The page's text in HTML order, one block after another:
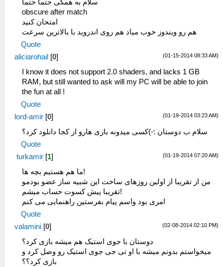
سلام به همگی حتما حتما
obscure after match
امتحان کنید
هم رو ویندوز خوب میاد هم روی اندروید با بالاترین سرعت
Quote
(01-15-2014 08:33 AM)
aliciarohail [0]
I know it does not support 2.0 shaders, and lacks 1 GB
RAM, but still wanted to ask will my PC will be able to join
the fun at all !
Quote
(01-19-2014 03:23 AM)
lord-amir [0]
سلام ب دوستان :-)کسی میدونه بازی هارو از کجا دانلود کرد؟
Quote
(01-19-2014 07:20 AM)
turkamir [1]
ما هم هستیم بچه ها!
من از تقریبا از اولین روزهای ساخت این شبیه ساز عضو بودمو
تقریبا پیش کسوت حساب میشم!
امری بود واسم پیام بفرستین راهنمایی می کنم
Quote
(02-08-2014 02:10 PM)
valamini [0]
دوستان با جوی استیک هم میشه بازی کرد؟
میخواستم بدونم میشه با او تی جی جوی استیک رو وصل کرد و
بازی کرد؟؟